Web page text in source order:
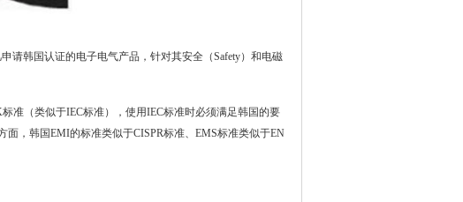
请韩国认证的电子电气产品，针对其安全（Safety）和电磁
准（类似于IEC标准），使用IEC标准时必须满足韩国的要
，韩国EMI的标准类似于CISPR标准、EMS标准类似于EN